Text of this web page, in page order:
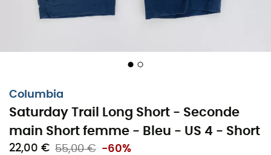
Columbia
Saturday Trail Long Short - Seconde
main Short femme - Bleu - US 4 - Short
22,00 € 55,00 € -60%